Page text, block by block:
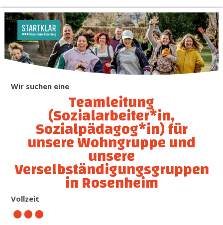
Wir suchen eine
Teamleitung
(Sozialarbeiter*in,
Sozialpädagog*in) für
unsere Wohngruppe und
unsere
Verselbständigungsgruppen
in Rosenheim
Vollzeit